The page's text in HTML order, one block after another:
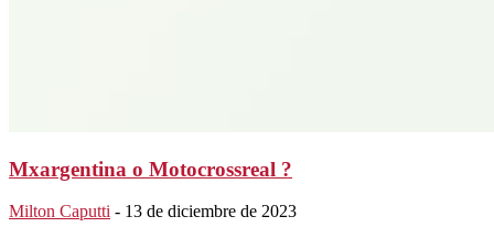
Mxargentina o Motocrossreal ?
Milton Caputti - 13 de diciembre de 2023